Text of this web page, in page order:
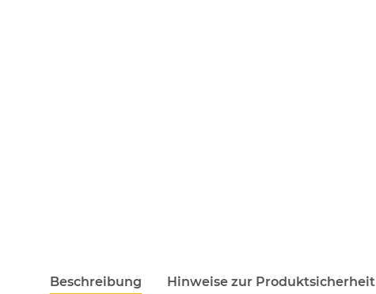
Beschreibung Hinweise zur Produktsicherheit